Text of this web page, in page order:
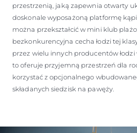
przestrzenią, jaką zapewnia otwarty
doskonale wyposażoną platformę
można przekształcić w mini klub
bezkonkurencyjna cecha łodzi tej
przez wielu innych producentów łodzi
to oferuje przyjemną przestrzeń dla
korzystać z opcjonalnego
składanych siedzisk na pawęży.